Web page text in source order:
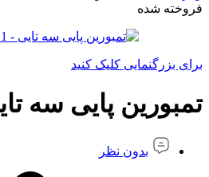
فروخته شده
برای بزرگنمایی کلیک کنید
تمبورین پایی سه
بدون نظر